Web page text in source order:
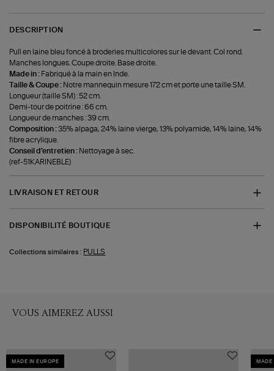
DESCRIPTION
Pull en laine bleu foncé à broderies multicolores sur le devant. Col rond.
Manches longues. Coupe droite. Base droite.
Made in : Fabriqué à la main en Inde.
Taille & Coupe : Notre mannequin mesure 172 cm et porte une taille SM.
Longueur (taille SM) : 52 cm.
Demi-tour de poitrine : 66 cm.
Longueur de manches : 39 cm.
Composition :35% alpaga, 24% laine vierge, 13% polyamide, 14% laine, 14%
fibre acrylique.
Conseil d'entretien : Nettoyage à sec.
(ref-51KARINEBLE)
LIVRAISON ET RETOUR
DISPONIBILITÉ BOUTIQUE
Collections similaires : PULLS
VOUS AIMEREZ AUSSI
MADE IN EUROPE MADE